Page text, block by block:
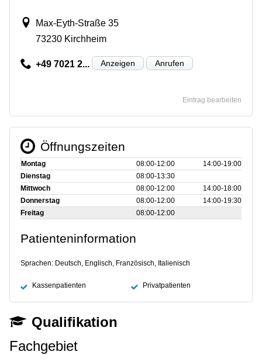
Max-Eyth-Straße 35
73230 Kirchheim
+49 7021 2... Anzeigen Anrufen
Eintrag bearbeiten
Öffnungszeiten
Montag 08:00‑12:00
14:00‑19:00
Dienstag
08:00‑13:30
Mittwoch
08:00‑12:00
14:00‑18:00
Donnerstag
08:00‑12:00
14:00‑19:30
Freitag
08:00‑12:00
Patienteninformation
Sprachen: Deutsch, Englisch, Französisch, Italienisch
Kassenpatienten Privatpatienten
Qualifikation
Fachgebiet